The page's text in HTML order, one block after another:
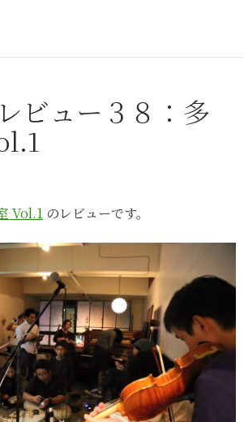
ビュー３８：多
Vol.1 のレビューです。